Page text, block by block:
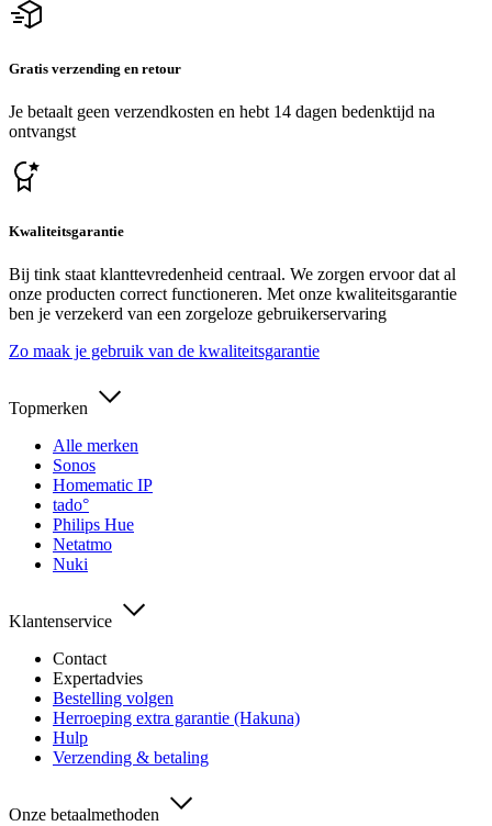
Gratis verzending en retour
Je betaalt geen verzendkosten en hebt 14 dagen bedenktijd na
ontvangst
Kwaliteitsgarantie
Bij tink staat klanttevredenheid centraal. We zorgen ervoor dat al
onze producten correct functioneren. Met onze kwaliteitsgarantie
ben je verzekerd van een zorgeloze gebruikerservaring
Zo maak je gebruik van de kwaliteitsgarantie
Topmerken
Alle merken
Sonos
Homematic IP
tado°
Philips Hue
Netatmo
Nuki
Klantenservice
Contact
Expertadvies
Bestelling volgen
Herroeping extra garantie (Hakuna)
Hulp
Verzending & betaling
Onze betaalmethoden